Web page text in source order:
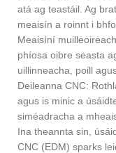
atá ag teastáil. Ag
meaisín a roinnt i
Meaisíní
phíosa oibre seasta
uillinneacha, poill
Deileanna CNC:
agus is minic a
siméadracha a
Ina theannta sin,
CNC (EDM) sparks